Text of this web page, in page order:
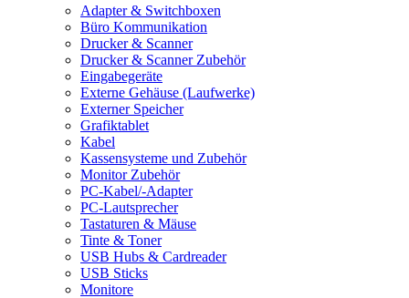
Adapter & Switchboxen
Büro Kommunikation
Drucker & Scanner
Drucker & Scanner Zubehör
Eingabegeräte
Externe Gehäuse (Laufwerke)
Externer Speicher
Grafiktablet
Kabel
Kassensysteme und Zubehör
Monitor Zubehör
PC-Kabel/-Adapter
PC-Lautsprecher
Tastaturen & Mäuse
Tinte & Toner
USB Hubs & Cardreader
USB Sticks
Monitore